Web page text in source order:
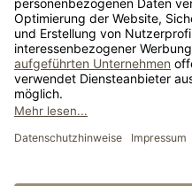
Tische ausziehbar
Tische